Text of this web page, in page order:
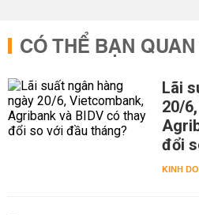
CÓ THỂ BẠN
Lãi
20/
đổi
KINH